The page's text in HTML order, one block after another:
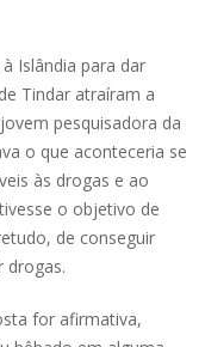
Islândia para dar
Tindar atraíram a
pesquisadora da
o que aconteceria se
às drogas e ao
o objetivo de
de conseguir
drogas.
for afirmativa,